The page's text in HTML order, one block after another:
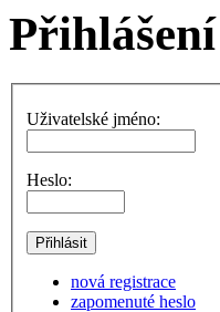
Přihlášení
Uživatelské jméno:
Heslo:
nová registrace
zapomenuté heslo